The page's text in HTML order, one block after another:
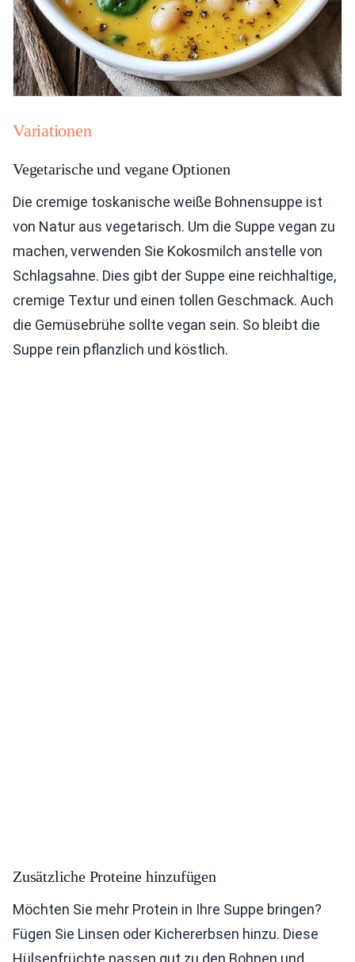
Variationen
Vegetarische und vegane Optionen
Die cremige toskanische weiße Bohnensuppe ist
von Natur aus vegetarisch. Um die Suppe vegan zu
machen, verwenden Sie Kokosmilch anstelle von
Schlagsahne. Dies gibt der Suppe eine reichhaltige,
cremige Textur und einen tollen Geschmack. Auch
die Gemüsebrühe sollte vegan sein. So bleibt die
Suppe rein pflanzlich und köstlich.
Zusätzliche Proteine hinzufügen
Möchten Sie mehr Protein in Ihre Suppe bringen?
Fügen Sie Linsen oder Kichererbsen hinzu. Diese